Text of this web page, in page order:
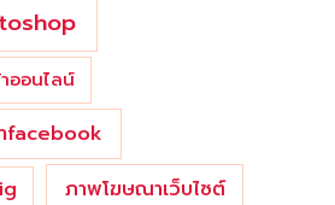
ออนไลน์
facebook
ภาพโฆษณาเว็บไซต์